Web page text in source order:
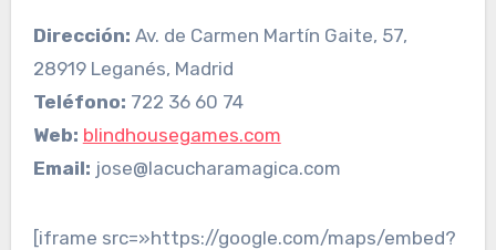
Dirección: Av. de Carmen Martín Gaite, 57,
28919 Leganés, Madrid
Teléfono: 722 36 60 74
Web: blindhousegames.com
Email: jose@lacucharamagica.com
[iframe src=»https://google.com/maps/embed?